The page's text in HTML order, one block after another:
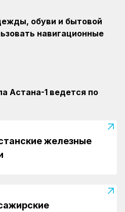
обуви и бытовой
навигационные
Астана-1 ведется по
железные